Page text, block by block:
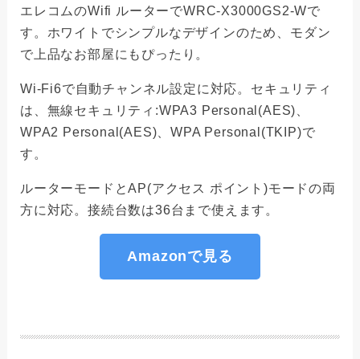
エレコムのWifi ルーターでWRC-X3000GS2-Wで
す。ホワイトでシンプルなデザインのため、モダン
で上品なお部屋にもぴったり。
Wi-Fi6で自動チャンネル設定に対応。セキュリティ
は、無線セキュリティ:WPA3 Personal(AES)、
WPA2 Personal(AES)、WPA Personal(TKIP)で
す。
ルーターモードとAP(アクセス ポイント)モードの両
方に対応。接続台数は36台まで使えます。
Amazonで見る